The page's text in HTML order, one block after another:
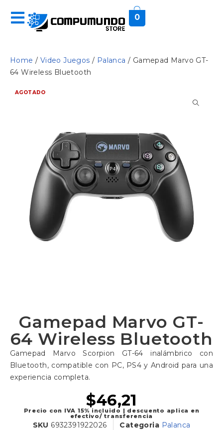
0
Home / Video Juegos / Palanca / Gamepad Marvo GT-
64 Wireless Bluetooth
AGOTADO
Gamepad Marvo GT-
64 Wireless Bluetooth
Gamepad Marvo Scorpion GT-64 inalámbrico con
Bluetooth, compatible con PC, PS4 y Android para una
experiencia completa.
$46,21
Precio con IVA 15% incluido | descuento aplica en
efectivo/ transferencia
SKU 6932391922026 Categoria Palanca